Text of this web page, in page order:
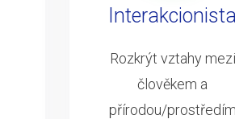
Interakcionista
Rozkrýt vztahy mezi
člověkem a
přírodou/prostředím